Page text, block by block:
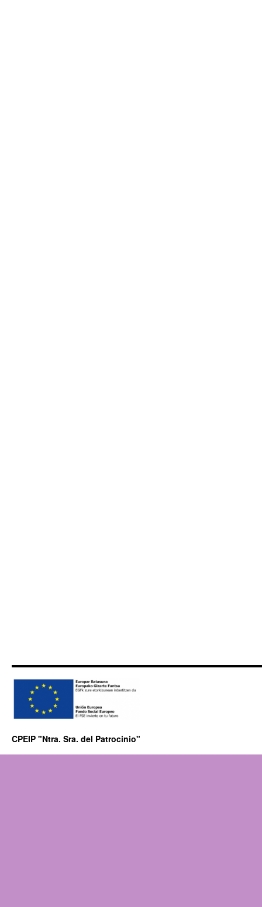
CPEIP "Ntra. Sra. del Patrocinio"